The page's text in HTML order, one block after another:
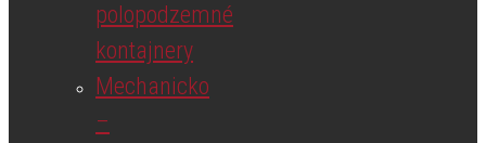
polopodzemné
kontajnery
Mechanicko
–